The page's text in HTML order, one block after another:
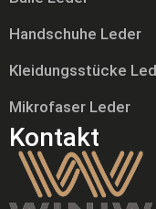
Handschuhe Leder
Kleidungsstücke
Mikrofaser Leder
Kontakt